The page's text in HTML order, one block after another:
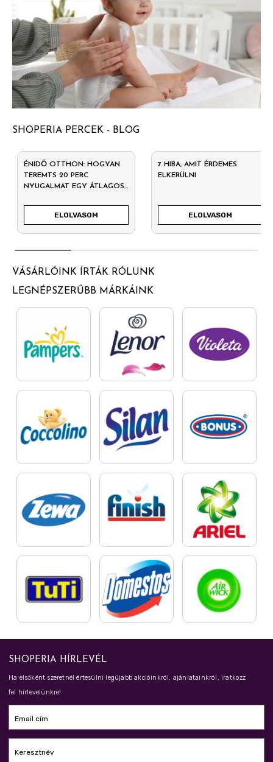
SHOPERIA PERCEK - BLOG
ÉNIDŐ OTTHON: HOGYAN
TEREMTS 20 PERC
NYUGALMAT EGY ÁTLAGOS
ELOLVASOM
7 HIBA, AMIT ÉRDEMES
ELKERÜLNI
ELOLVASOM
VÁSÁRLÓINK ÍRTÁK RÓLUNK
LEGNÉPSZERŰBB MÁRKÁINK
SHOPERIA HÍRLEVÉL
Ha elsőként szeretnél értesülni legújabb akcióinkról, ajánlatainkról, iratkozz
fel hírlevelünkre!
Email cím
Keresztnév